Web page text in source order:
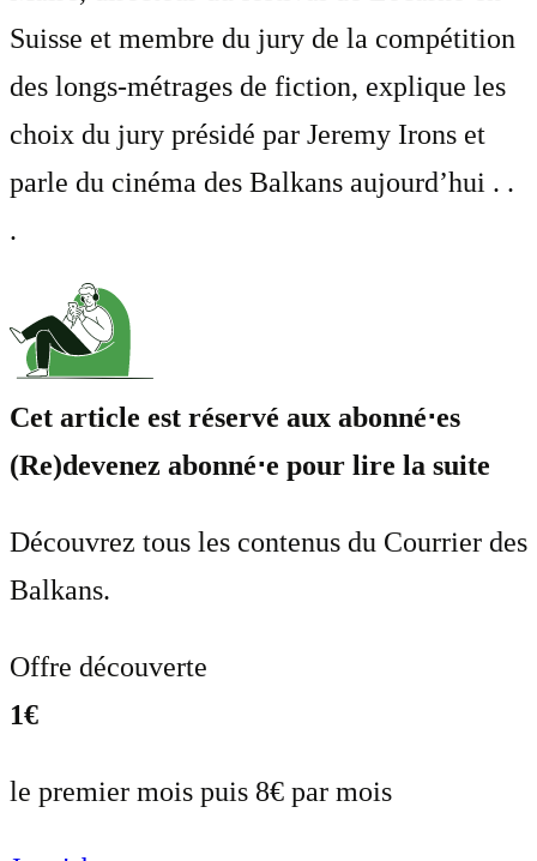
Suisse et membre du jury de la compétition
des longs-métrages de fiction, explique les
choix du jury présidé par Jeremy Irons et
parle du cinéma des Balkans aujourd’hui . .
.
Cet article est réservé aux abonné⋅es
(Re)devenez abonné⋅e pour lire la suite
Découvrez tous les contenus du Courrier des
Balkans.
Offre découverte
1€
le premier mois puis 8€ par mois